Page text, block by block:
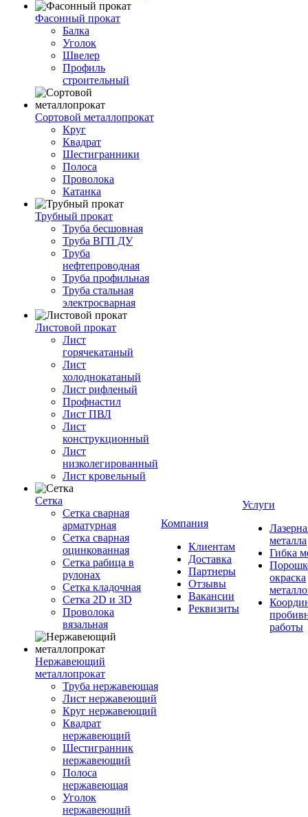
Фасонный прокат
Балка
Уголок
Швелер
Профиль
строительный
Сортовой металлопрокат
Круг
Квадрат
Шестигранники
Полоса
Проволока
Катанка
Трубный прокат
Труба бесшовная
Труба ВГП ДУ
Труба
нефтепроводная
Труба профильная
Труба стальная
электросварная
Листовой прокат
Лист
горячекатаный
Лист
холоднокатаный
Лист рифленый
Профнастил
Лист ПВЛ
Лист
конструкционный
Лист
низколегированный
Лист кровельный
Сетка
Сетка сварная
арматурная
Сетка сварная
оцинкованная
Сетка рабица в
рулонах
Сетка кладочная
Сетка 2D и 3D
Проволока
вязальная
Нержавеющий
металлопрокат
Труба нержавеющая
Лист нержавеющий
Круг нержавеющий
Квадрат
нержавеющий
Шестигранник
нержавеющий
Полоса
нержавеющая
Уголок
нержавеющий
Компания
Клиентам
Доставка
Партнеры
Отзывы
Вакансии
Реквизиты
Услуги
металла
Гибка
окраска
работы